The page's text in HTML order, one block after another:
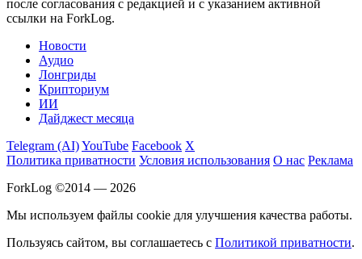
после согласования с редакцией и с указанием активной
ссылки на ForkLog.
Новости
Аудио
Лонгриды
Крипториум
ИИ
Дайджест месяца
Telegram (AI)YouTube Facebook X
Политика приватности Условия использования О нас Реклама
ForkLog ©2014 — 2026
Мы используем файлы cookie для улучшения качества работы.
Пользуясь сайтом, вы соглашаетесь с Политикой приватности.